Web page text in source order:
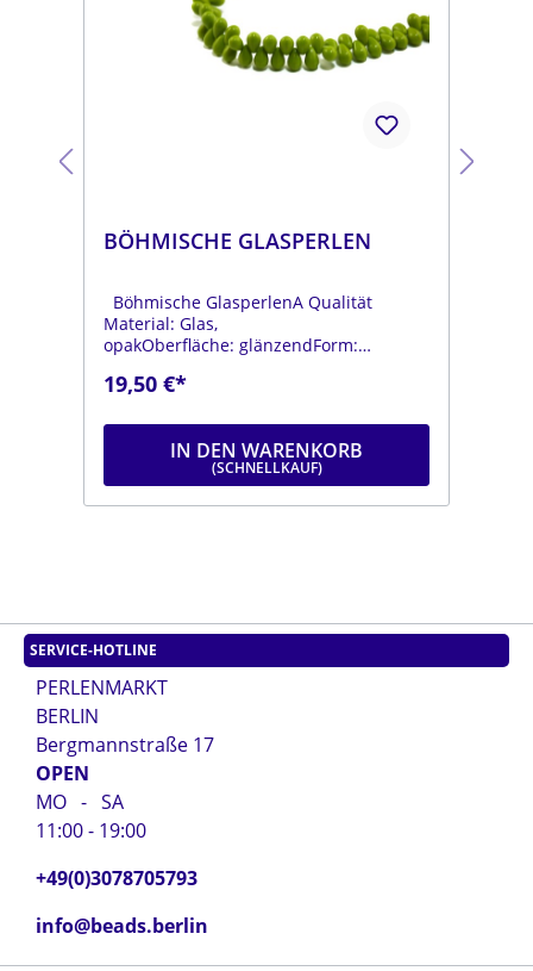
BÖHMISCHE GLASPERLEN
Böhmische GlasperlenA Qualität
Material: Glas,
opakOberfläche: glänzendForm:
moosgrünDurchmesser: ca. 6 mmLänge:
19,50 €*
IN DEN WARENKORB
SERVICE-HOTLINE
PERLENMARKT
BERLIN
Bergmannstraße 17
OPEN
MO - SA
11:00 - 19:00
+49(0)3078705793
info@beads.berlin